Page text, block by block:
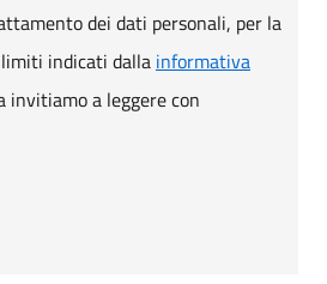
dei dati personali, per la
indicati dalla informativa
invitiamo a leggere con